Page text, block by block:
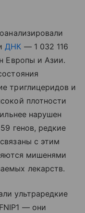
ДНК — 1 032 116
Европы и Азии.
триглицеридов и
плотности
нарушен
генов, редкие
с этим
мишенями
лекарств.
ультраредкие
— они